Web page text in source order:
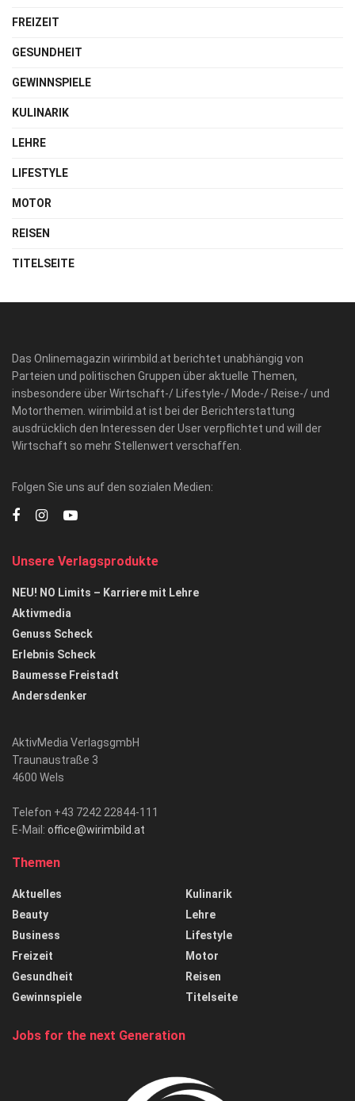
FREIZEIT
GESUNDHEIT
GEWINNSPIELE
KULINARIK
LEHRE
LIFESTYLE
MOTOR
REISEN
TITELSEITE
Das Onlinemagazin wirimbild.at berichtet unabhängig von
Parteien und politischen Gruppen über aktuelle Themen,
insbesondere über Wirtschaft-/ Lifestyle-/ Mode-/ Reise-/ und
Motorthemen. wirimbild.at ist bei der Berichterstattung
ausdrücklich den Interessen der User verpflichtet und will der
Wirtschaft so mehr Stellenwert verschaffen.
Folgen Sie uns auf den sozialen Medien:
Unsere Verlagsprodukte
NEU! NO Limits – Karriere mit Lehre
Aktivmedia
Genuss Scheck
Erlebnis Scheck
Baumesse Freistadt
Andersdenker
AktivMedia VerlagsgmbH
Traunaustraße 3
4600 Wels
Telefon +43 7242 22844-111
E-Mail: office@wirimbild.at
Themen
Aktuelles
Beauty
Business
Freizeit
Gesundheit
Gewinnspiele
Kulinarik
Lehre
Lifestyle
Motor
Reisen
Titelseite
Jobs for the next Generation